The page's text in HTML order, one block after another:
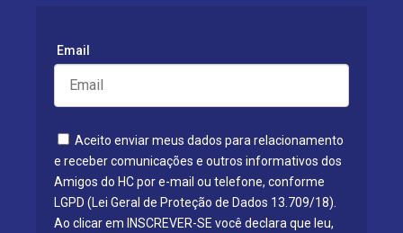
Email
Aceito enviar meus dados para relacionamento
e receber comunicações e outros informativos dos
Amigos do HC por e-mail ou telefone, conforme
LGPD (Lei Geral de Proteção de Dados 13.709/18).
Ao clicar em INSCREVER-SE você declara que leu,